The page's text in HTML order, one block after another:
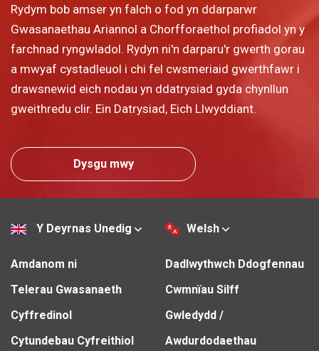
Rydym bob amser yn falch o fod yn ddarparwr
Gwasanaethau Ariannol a Chorfforaethol profiadol yn y
farchnad ryngwladol. Rydyn ni'n darparu'r gwerth gorau
a mwyaf cystadleuol i chi fel cwsmeriaid gwerthfawr i
drawsnewid eich nodau yn ddatrysiad gyda chynllun
gweithredu clir. Ein Datrysiad, Eich Llwyddiant.
Dysgu mwy
Y Deyrnas Unedig Welsh
Amdanom ni
Telerau Gwasanaeth
Cyffredinol
Cytundebau Cyfreithiol
Dadlwythwch Ddogfennau
Cwmnïau Silff
Gwledydd /
Awdurdodaethau